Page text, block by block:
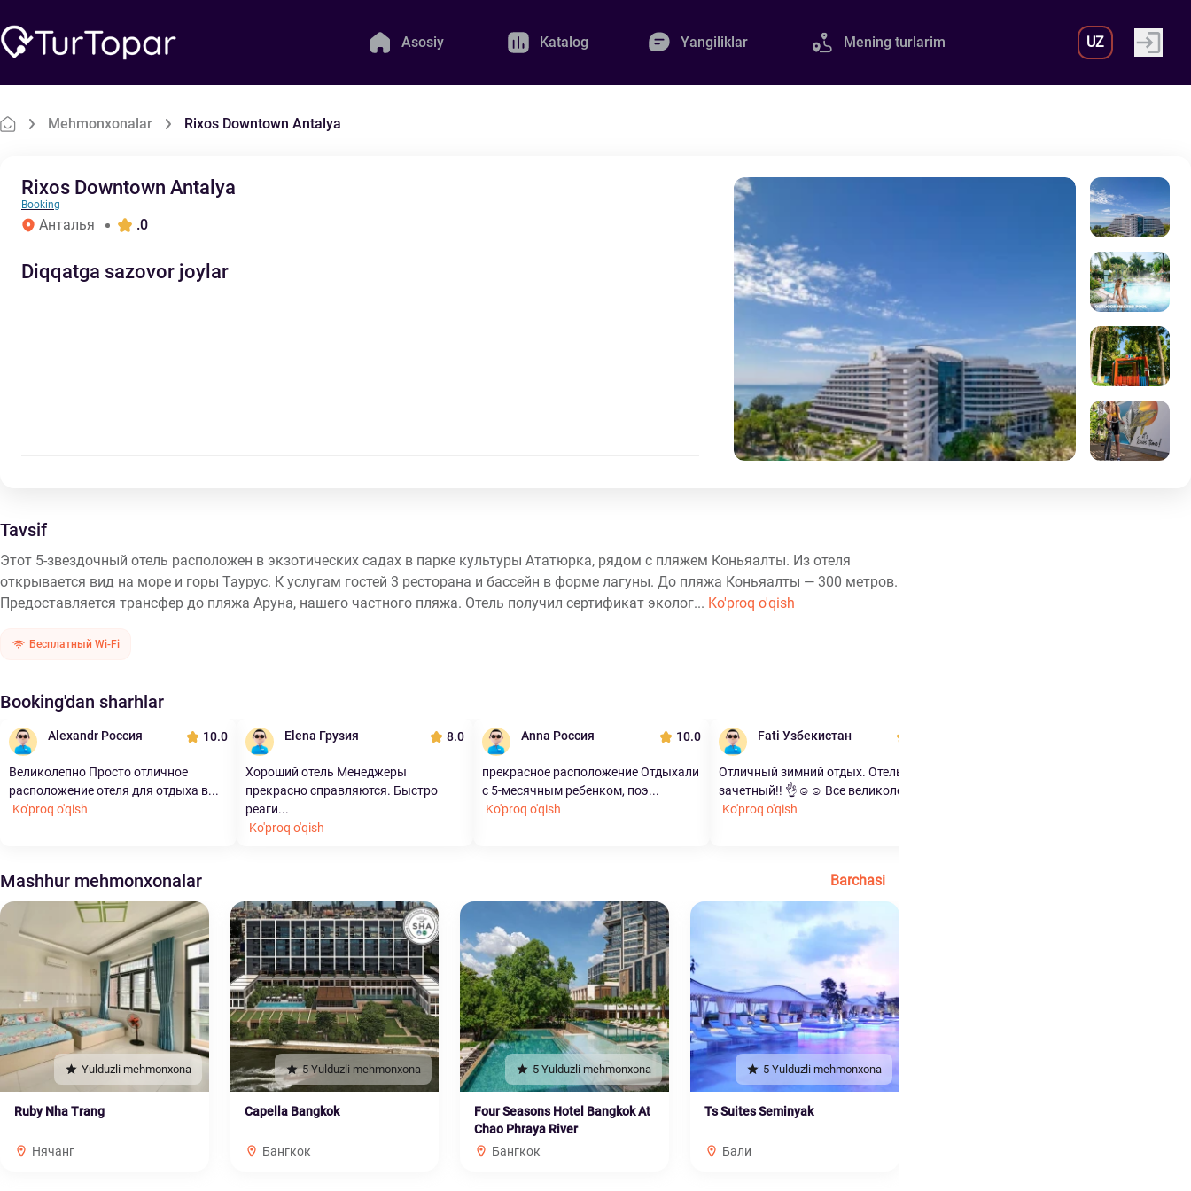
Asosiy Katalog Yangiliklar Mening turlarim UZ
Mehmonxonalar Rixos Downtown Antalya
Rixos Downtown Antalya
Booking
Анталья .0
Diqqatga sazovor joylar
Tavsif
Этот 5-звездочный отель расположен в экзотических садах в парке культуры Ататюрка, рядом с пляжем Коньяалты. Из отеля
открывается вид на море и горы Таурус. К услугам гостей 3 ресторана и бассейн в форме лагуны. До пляжа Коньяалты — 300 метров.
Предоставляется трансфер до пляжа Аруна, нашего частного пляжа. Отель получил сертификат эколог... Ko'proq o'qish
Бесплатный Wi-Fi
Booking'dan sharhlar
Alexandr Россия 10.0
Великолепно Просто отличное
расположение отеля для отдыха в...
Ko'proq o'qish
Elena Грузия 8.0
Хороший отель Менеджеры
прекрасно справляются. Быстро
реаги...
Ko'proq o'qish
Anna Россия 10.0
прекрасное расположение Отдыхали
с 5-месячным ребенком, поэ...
Ko'proq o'qish
Fati Узбекистан
Отличный зимний отдых. Отель
зачетный!! 👌☺️☺️ Все великоле...
Ko'proq o'qish
Mashhur mehmonxonalar Barchasi
Yulduzli mehmonxona
Ruby Nha Trang
Нячанг
5 Yulduzli mehmonxona
Capella Bangkok
Бангкок
5 Yulduzli mehmonxona
Four Seasons Hotel Bangkok At
Chao Phraya River
Бангкок
5 Yulduzli mehmonxona
Ts Suites Seminyak
Бали